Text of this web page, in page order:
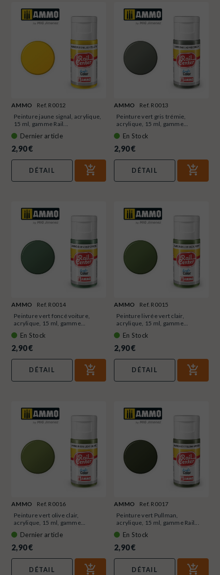
AMMO
Ref. R0012
Peinture jaune signal, acrylique,
15 ml, gamme Rail...
Dernier article
2,90 €
DÉTAIL
AMMO
Ref. R0013
Peinture vert gris trémie,
acrylique, 15 ml, gamme...
En Stock
2,90 €
DÉTAIL
AMMO
Ref. R0014
Peinture vert foncé voiture,
acrylique, 15 ml, gamme...
En Stock
2,90 €
DÉTAIL
AMMO
Ref. R0015
Peinture livrée vert clair,
acrylique, 15 ml, gamme...
En Stock
2,90 €
DÉTAIL
AMMO
Ref. R0016
Peinture vert olive clair,
acrylique, 15 ml, gamme...
Dernier article
2,90 €
DÉTAIL
AMMO
Ref. R0017
Peinture vert Pullman,
acrylique, 15 ml, gamme Rail...
En Stock
2,90 €
DÉTAIL